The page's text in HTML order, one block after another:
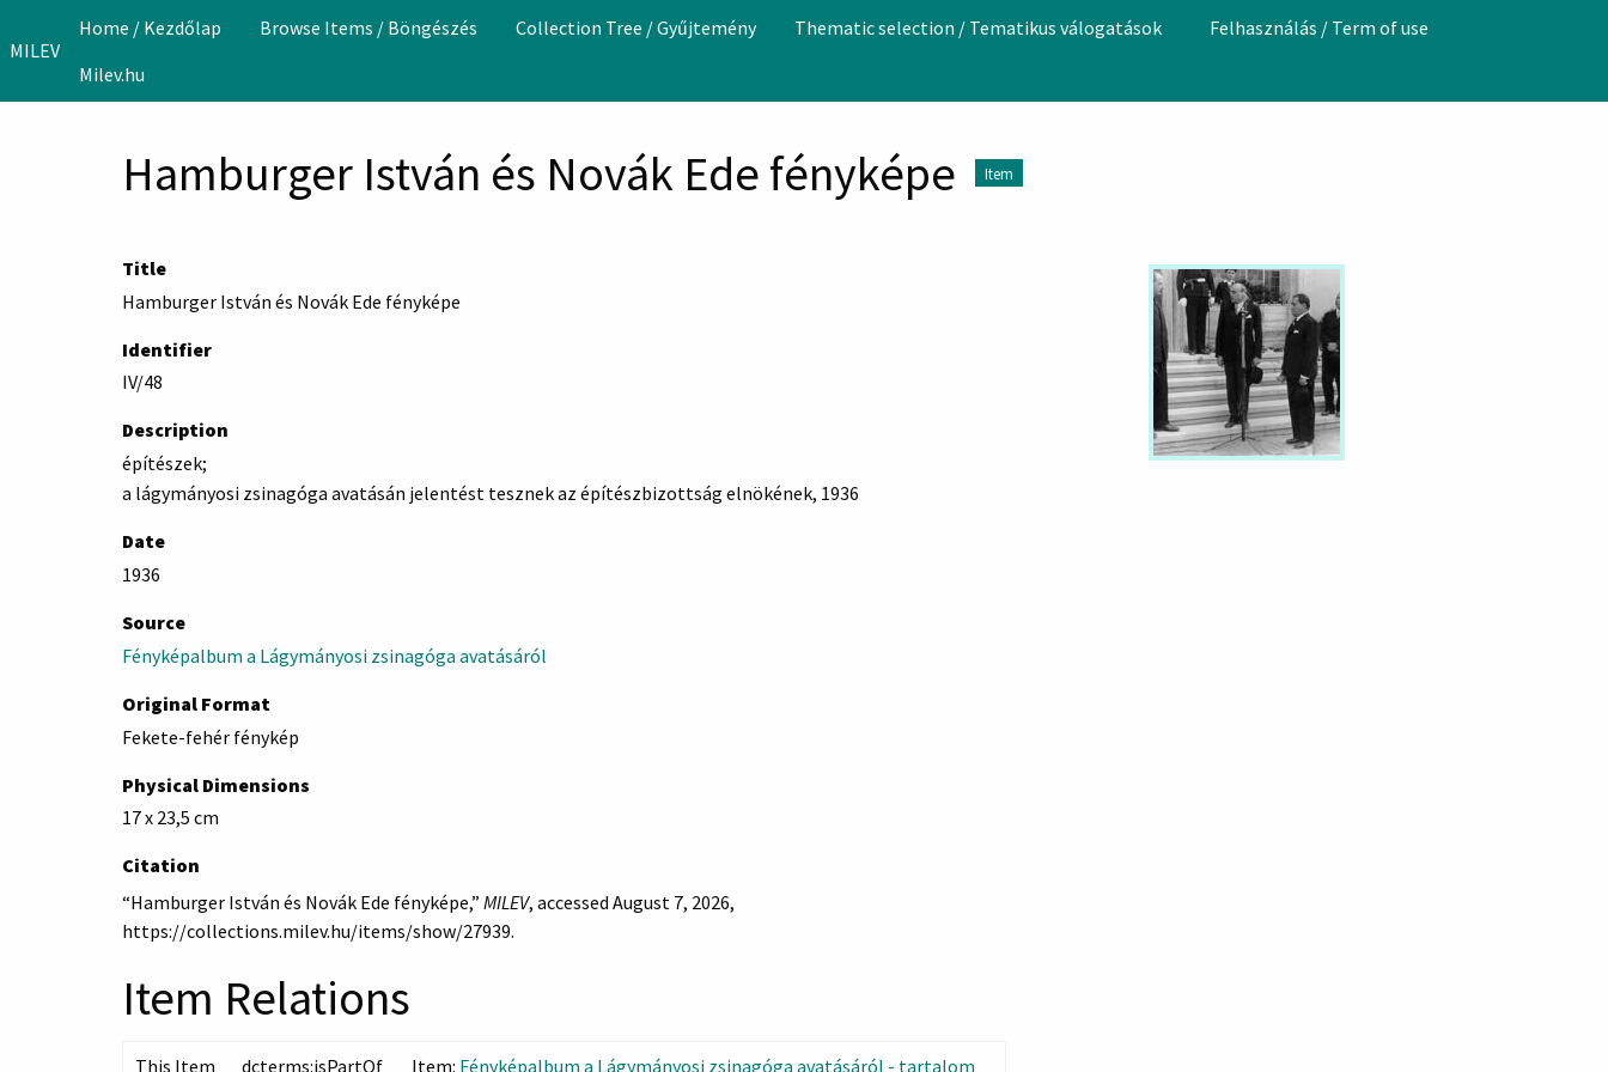
MILEV
Home / Kezdőlap Browse Items / Böngészés Collection Tree / Gyűjtemény Thematic selection / Tematikus válogatások
Felhasználás / Term of use
Milev.hu
Hamburger István és Novák Ede fényképe Item
Title
Hamburger István és Novák Ede fényképe
Identifier
IV/48
Description
építészek;
a lágymányosi zsinagóga avatásán jelentést tesznek az építészbizottság elnökének, 1936
Date
1936
Source
Fényképalbum a Lágymányosi zsinagóga avatásáról
Original Format
Fekete-fehér fénykép
Physical Dimensions
17 x 23,5 cm
Citation
“Hamburger István és Novák Ede fényképe,” MILEV, accessed August 7, 2026,
https://collections.milev.hu/items/show/27939.
Item Relations
This Item dcterms:isPartOf Item: Fényképalbum a Lágymányosi zsinagóga avatásáról - tartalom